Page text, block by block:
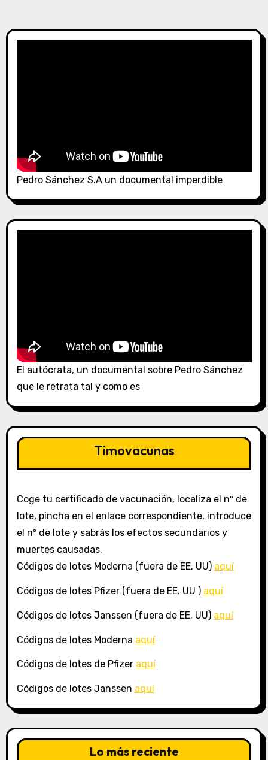
Pedro Sánchez S.A un documental imperdible
El autócrata, un documental sobre Pedro Sánchez
que le retrata tal y como es
Timovacunas
Coge tu certificado de vacunación, localiza el nº de
lote, pincha en el enlace correspondiente, introduce
el nº de lote y sabrás los efectos secundarios y
muertes causadas.
Códigos de lotes Moderna (fuera de EE. UU) aquí
Códigos de lotes Pfizer (fuera de EE. UU ) aquí
Códigos de lotes Janssen (fuera de EE. UU) aquí
Códigos de lotes Moderna aquí
Códigos de lotes de Pfizer aquí
Códigos de lotes Janssen aquí
Lo más reciente